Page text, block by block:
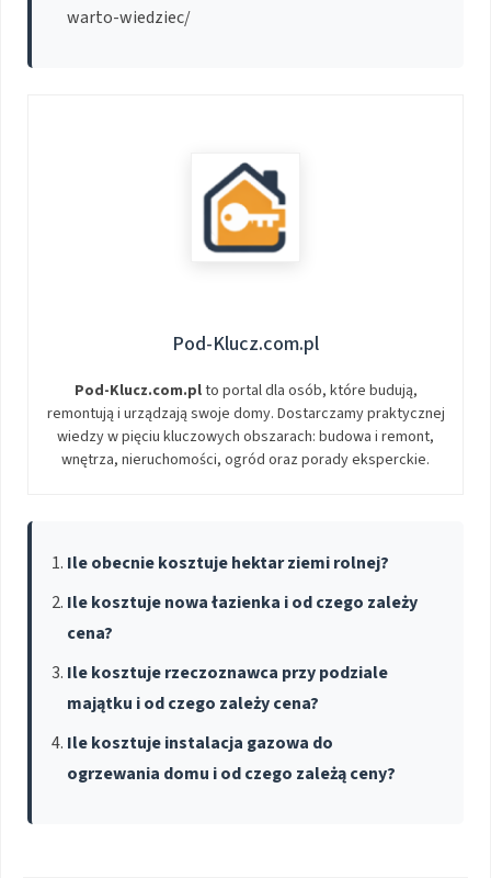
warto-wiedziec/
Pod-Klucz.com.pl
Pod-Klucz.com.plto portal dla osób, które budują,
remontują i urządzają swoje domy. Dostarczamy praktycznej
wiedzy w pięciu kluczowych obszarach: budowa i remont,
wnętrza, nieruchomości, ogród oraz porady eksperckie.
Ile obecnie kosztuje hektar ziemi rolnej?
Ile kosztuje nowa łazienka i od czego zależy
cena?
Ile kosztuje rzeczoznawca przy podziale
majątku i od czego zależy cena?
Ile kosztuje instalacja gazowa do
ogrzewania domu i od czego zależą ceny?